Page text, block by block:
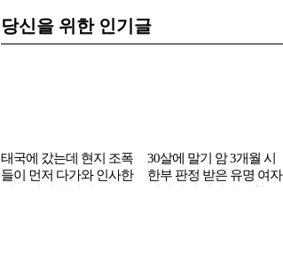
당신을 위한 인기글
태국에 갔는데 현지 조폭
들이 먼저 다가와 인사한
30살에 말기 암 3개월 시
한부 판정 받은 유명 여자